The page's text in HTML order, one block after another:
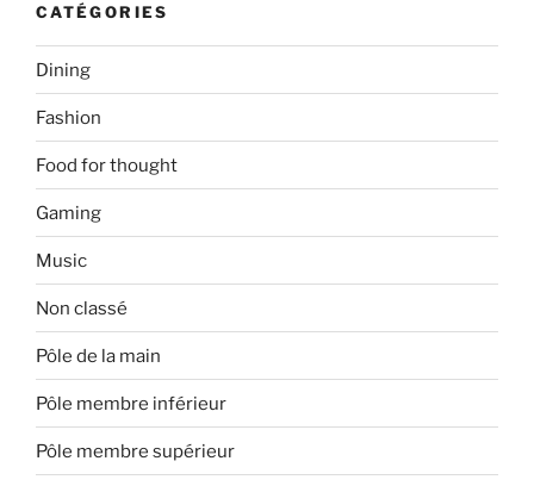
CATÉGORIES
Dining
Fashion
Food for thought
Gaming
Music
Non classé
Pôle de la main
Pôle membre inférieur
Pôle membre supérieur